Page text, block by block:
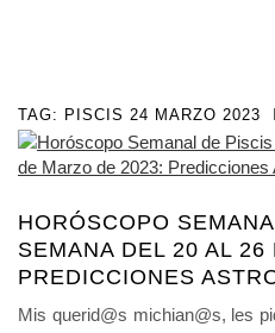
TAG: PISCIS 24 MARZO 2023
HORÓSCOPO
SEMANA DEL 20 AL
PREDICCIONES
Mis querid@s michian@s, les